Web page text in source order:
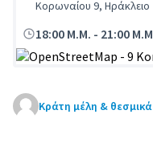
Κορωναίου 9, Ηράκλειο
18:00 Μ.Μ. - 21:00
Κράτη μέλη &